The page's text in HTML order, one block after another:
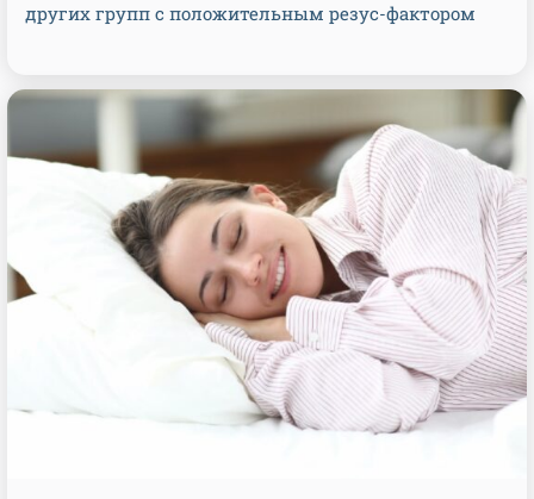
других групп с положительным резус-фактором